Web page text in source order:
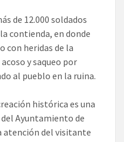
de 12.000 soldados
contienda, en donde
con heridas de la
y saqueo por
al pueblo en la ruina.
histórica es una
Ayuntamiento de
atención del visitante